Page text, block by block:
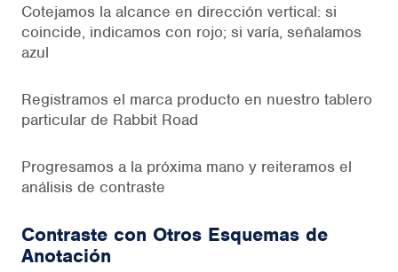
Cotejamos la alcance en dirección vertical: si
coincide, indicamos con rojo; si varía, señalamos
azul
Registramos el marca producto en nuestro tablero
particular de Rabbit Road
Progresamos a la próxima mano y reiteramos el
análisis de contraste
Contraste con Otros Esquemas de
Anotación